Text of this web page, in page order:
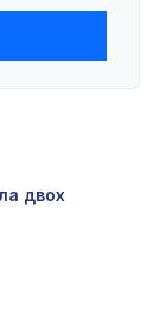
двох